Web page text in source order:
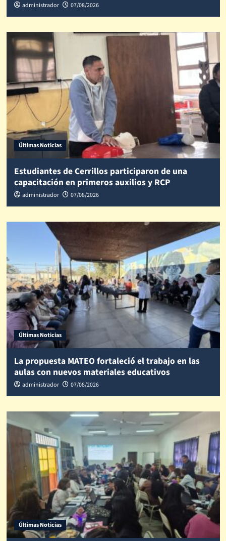
administrador 07/08/2026
Últimas Noticias
Estudiantes de Cerrillos participaron de una
capacitación en primeros auxilios y RCP
administrador 07/08/2026
Últimas Noticias
La propuesta MATEO fortaleció el trabajo en las
aulas con nuevos materiales educativos
administrador 07/08/2026
Últimas Noticias